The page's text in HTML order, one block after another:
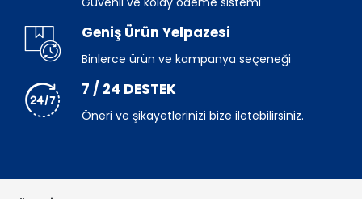
Geniş Ürün Yelpazesi
Binlerce ürün ve kampanya seçeneği
7 / 24 DESTEK
Öneri ve şikayetlerinizi bize iletebilirsiniz.